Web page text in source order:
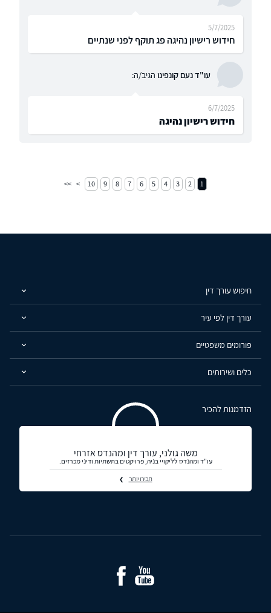
חידוש רישיון נהיגה פג תוקף לפני שנתיים
5/7/2025
עו"ד נעם קונפינו הגיב/ה:
חידוש רישיון נהיגה
6/7/2025
1
2
3
4
5
6
7
8
9
10
חיפוש עורך דין
עורך דין לפי עיר
פורומים משפטיים
כלים ושירותים
הזדמנות להכיר
משה גולני, עורך דין ומהנדס אזרחי
עו"ד ומהנדס לליקויי בניה, פרויקטים בתשתיות ודיני מכרזים.
תכירו יותר